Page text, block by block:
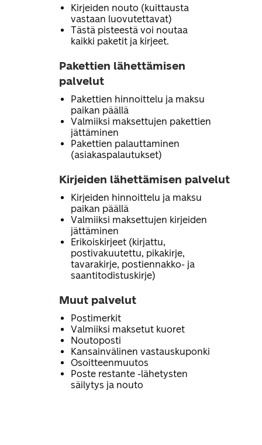
Kirjeiden nouto (kuittausta
vastaan luovutettavat)
Tästä pisteestä voi noutaa
kaikki paketit ja kirjeet.
Pakettien lähettämisen
palvelut
Pakettien hinnoittelu ja maksu
paikan päällä
Valmiiksi maksettujen pakettien
jättäminen
Pakettien palauttaminen
(asiakaspalautukset)
Kirjeiden lähettämisen palvelut
Kirjeiden hinnoittelu ja maksu
paikan päällä
Valmiiksi maksettujen kirjeiden
jättäminen
Erikoiskirjeet (kirjattu,
postivakuutettu, pikakirje,
tavarakirje, postiennakko- ja
saantitodistuskirje)
Muut palvelut
Postimerkit
Valmiiksi maksetut kuoret
Noutoposti
Kansainvälinen vastauskuponki
Osoitteenmuutos
Poste restante -lähetysten
säilytys ja nouto